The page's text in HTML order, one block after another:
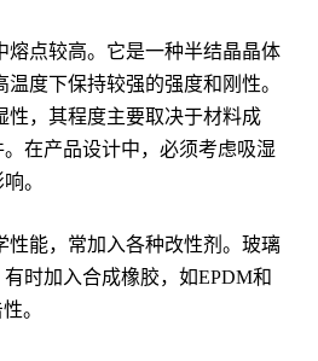
熔点较高。它是一种半结晶晶体
温度下保持较强的强度和刚性。
性，其程度主要取决于材料成
在产品设计中，必须考虑吸湿
。
性能，常加入各种改性剂。玻璃
时加入合成橡胶，如EPDM和
。